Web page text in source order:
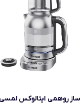
روهمی ایتالوکس